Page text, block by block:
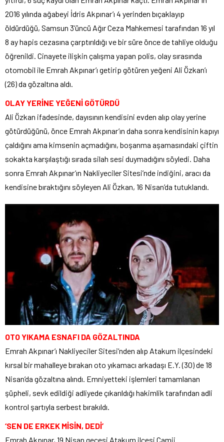
2016 yılında ağabeyi İdris Akpınar’ı 4 yerinden bıçaklayıp
öldürdüğü, Samsun 3’üncü Ağır Ceza Mahkemesi tarafından 16 yıl
8 ay hapis cezasına çarptırıldığı ve bir süre önce de tahliye olduğu
öğrenildi. Cinayete ilişkin çalışma yapan polis, olay sırasında
otomobil ile Emrah Akpınar’ı getirip götüren yeğeni Ali Özkan’ı
(26) da gözaltına aldı.
OLAY YERİNE YEĞENİ GÖTÜRDÜ
Ali Özkan ifadesinde, dayısının kendisini evden alıp olay yerine
götürdüğünü, önce Emrah Akpınar’ın daha sonra kendisinin kapıyı
çaldığını ama kimsenin açmadığını, boşanma aşamasındaki çiftin
sokakta karşılaştığı sırada silah sesi duymadığını söyledi. Daha
sonra Emrah Akpınar’ın Nakliyeciler Sitesi’nde indiğini, aracı da
kendisine bıraktığını söyleyen Ali Özkan, 16 Nisan’da tutuklandı.
OTO YIKAMA ESNAFI DA GÖZALTINDA
Emrah Akpınar’ı Nakliyeciler Sitesi’nden alıp Atakum ilçesindeki
kırsal bir mahalleye bırakan oto yıkamacı arkadaşı E.Y. (30) de 18
Nisan’da gözaltına alındı. Emniyetteki işlemleri tamamlanan
şüpheli, sevk edildiği adliyede çıkarıldığı hakimlik tarafından adli
kontrol şartıyla serbest bırakıldı.
‘SEN DE ERKEK MİSİN, DEDİ’
Emrah Akpınar, 19 Nisan gecesi Atakum ilçesi Camii